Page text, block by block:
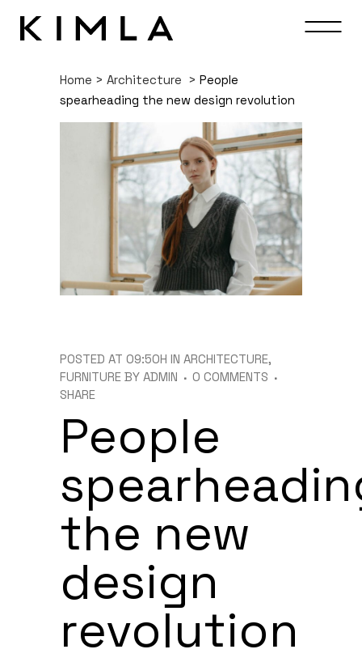
Home > Architecture > People
spearheading the new design revolution
People
the new
design
revolution
POSTED AT 09:50H IN ARCHITECTURE,
FURNITURE BY ADMIN
0 COMMENTS
SHARE